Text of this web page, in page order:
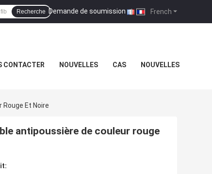
French
Demande de soumission |
Recherche
CONTACTER NOUVELLES CAS NOUVELLES
Rouge Et Noire
antipoussière de couleur rouge